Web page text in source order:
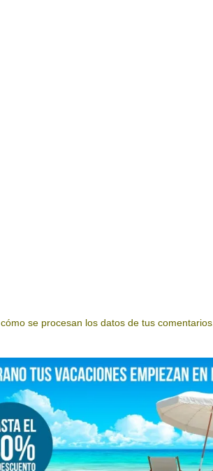
se procesan los datos de tus comentarios.